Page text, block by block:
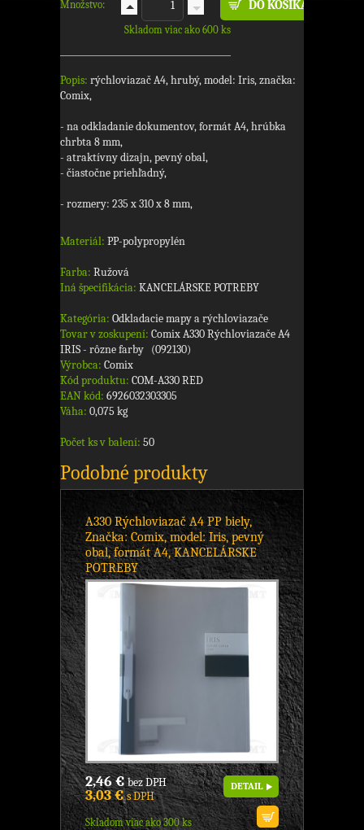
Množstvo:
Skladom viac ako 600 ks
Popis: rýchloviazač A4, hrubý, model: Iris, značka:
Comix,
- na odkladanie dokumentov, formát A4, hrúbka
chrbta 8 mm,
- atraktívny dizajn, pevný obal,
- čiastočne priehľadný,
- rozmery: 235 x 310 x 8 mm,
Materiál: PP-polypropylén
Farba: Ružová
Iná špecifikácia: KANCELÁRSKE POTREBY
Kategória: Odkladacie mapy a rýchloviazače
Tovar v zoskupení: Comix A330 Rýchloviazače A4
IRIS - rôzne farby (092130)
Výrobca: Comix
Kód produktu: COM-A330 RED
EAN kód: 6926032303305
Váha: 0,075 kg
Počet ks v balení: 50
Podobné produkty
A330 Rýchloviazač A4 PP biely,
Značka: Comix, model: Iris, pevný
obal, formát A4, KANCELÁRSKE
POTREBY
2,46 €bez DPH
3,03 €s DPH
Skladom viac ako 300 ks
DETAIL